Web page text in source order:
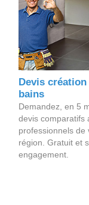
Devis création
bains
Demandez, en 5
devis comparatifs
professionnels de
région. Gratuit et
engagement.